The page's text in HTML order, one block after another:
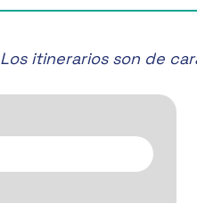
Los itinerarios son de